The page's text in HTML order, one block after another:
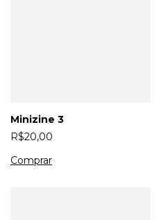
Minizine 3
R$20,00